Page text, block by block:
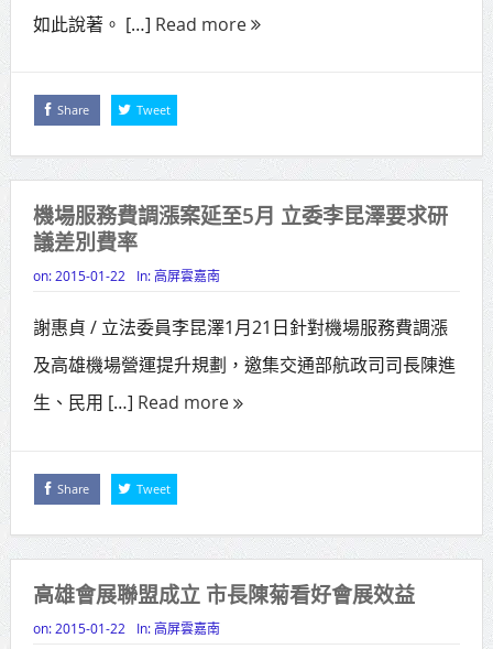
圍者 允諾完善支持體系
如此說著。 […] Read more
Share Tweet
機場服務費調漲案延至5月 立委李昆澤要求研
議差別費率
on:2015-01-22 In:高屏雲嘉南
謝惠貞 / 立法委員李昆澤1月21日針對機場服務費調漲
及高雄機場營運提升規劃，邀集交通部航政司司長陳進
生、民用 […] Read more
Share Tweet
高雄會展聯盟成立 市長陳菊看好會展效益
on: 2015-01-22 In:高屏雲嘉南